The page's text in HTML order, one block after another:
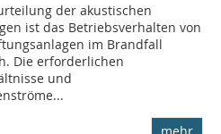
der akustischen
ist das Betriebsverhalten von
im Brandfall
Die erforderlichen
und